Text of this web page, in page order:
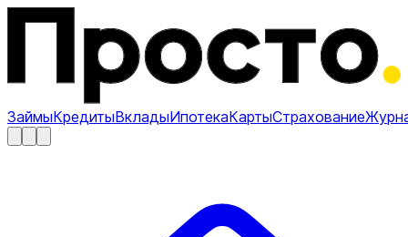
ЗаймыКредитыВкладыИпотекаКартыСтрахование